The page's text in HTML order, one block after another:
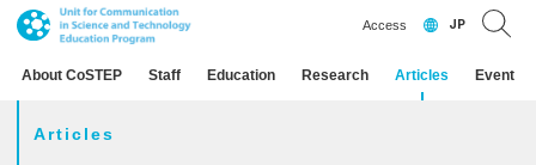
About CoSTEP Staff Education Research Articles Event
Access JP
Articles